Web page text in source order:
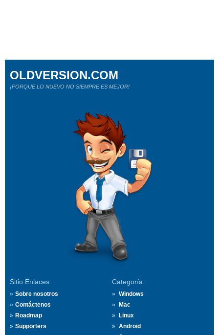
Sitio Enlaces
Sobre nosotros
Contáctenos
Roadmap
Supporters
Categoría
Windows
Mac
Linux
Android
OLDVERSION.COM
¡PORQUE LO NUEVO NO SIEMPRE ES MEJOR!